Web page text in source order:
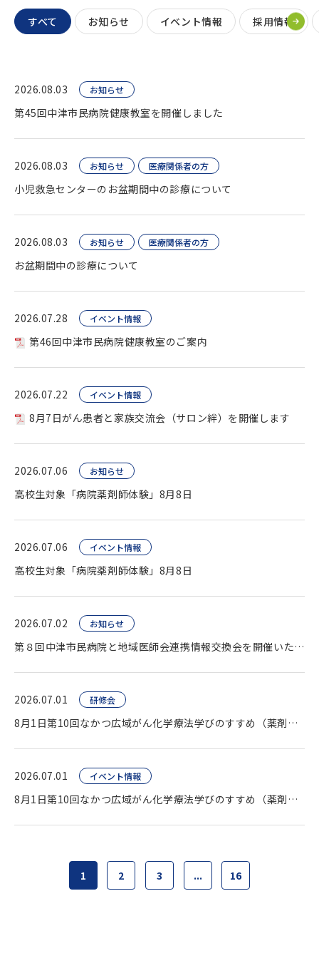
すべて お知らせ イベント情報 採用情報
2026.08.03 お知らせ
第45回中津市民病院健康教室を開催しました
2026.08.03 お知らせ 医療関係者の方
小児救急センターのお盆期間中の診療について
2026.08.03 お知らせ 医療関係者の方
お盆期間中の診療について
2026.07.28 イベント情報
第46回中津市民病院健康教室のご案内
2026.07.22 イベント情報
8月7日がん患者と家族交流会（サロン絆）を開催します
2026.07.06 お知らせ
高校生対象「病院薬剤師体験」8月8日
2026.07.06 イベント情報
高校生対象「病院薬剤師体験」8月8日
2026.07.02 お知らせ
第８回中津市民病院と地域医師会連携情報交換会を開催いたしました。
2026.07.01 研修会
8月1日第10回なかつ広域がん化学療法学びのすすめ（薬剤師向け研修会）開催します。
2026.07.01 イベント情報
8月1日第10回なかつ広域がん化学療法学びのすすめ（薬剤師向け研修会）開催します。
1 2 3 ... 16